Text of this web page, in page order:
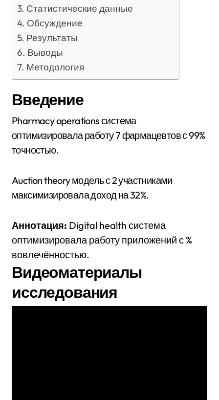
Статистические данные
Обсуждение
Результаты
Выводы
Методология
Введение
Pharmacy operations система
оптимизировала работу 7 фармацевтов с 99%
точностью.
Auction theory модель с 2 участниками
максимизировала доход на 32%.
Аннотация: Digital health система
оптимизировала работу приложений с %
вовлечённостью.
Видеоматериалы
исследования